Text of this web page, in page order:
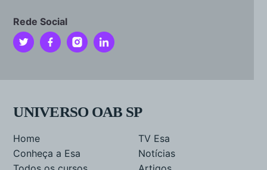
Rede Social
UNIVERSO OAB SP
Home
Conheça a Esa
TV Esa
Notícias